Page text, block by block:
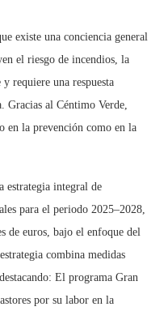
existe una conciencia general
el riesgo de incendios, la
y requiere una respuesta
Gracias al Céntimo Verde,
en la prevención como en la
estrategia integral de
para el periodo 2025–2028,
de euros, bajo el enfoque del
combina medidas
El programa Gran
por su labor en la